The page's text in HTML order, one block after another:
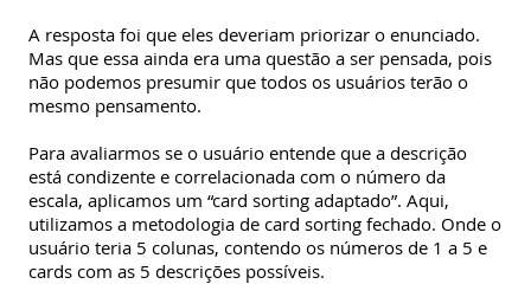
A resposta foi que eles deveriam priorizar o enunciado.
Mas que essa ainda era uma questão a ser pensada, pois
não podemos presumir que todos os usuários terão o
mesmo pensamento.
Para avaliarmos se o usuário entende que a descrição
está condizente e correlacionada com o número da
escala, aplicamos um “card sorting adaptado”. Aqui,
utilizamos a metodologia de card sorting fechado. Onde o
usuário teria 5 colunas, contendo os números de 1 a 5 e
cards com as 5 descrições possíveis.